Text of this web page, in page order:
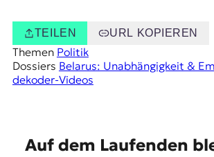
TEILEN URL KOPIEREN
Themen Politik
Dossiers Belarus: Unabhängigkeit &
dekoder-Videos
Auf dem Laufenden